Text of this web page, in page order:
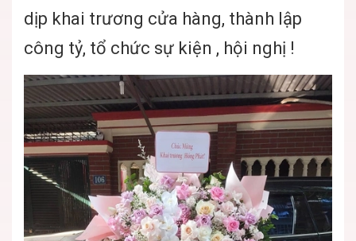
dịp khai trương cửa hàng, thành lập
công tỷ, tổ chức sự kiện , hội nghị !